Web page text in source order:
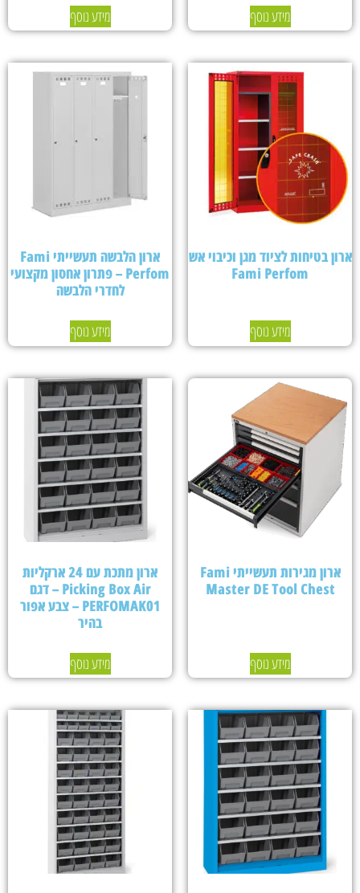
מידע נוסף מידע נוסף
ארון בטיחות לציוד מגן וכיבוי אש
Fami Perfom
מידע נוסף
ארון הלבשה תעשייתי Fami
Perfom – פתרון אחסון מקצועי
לחדרי הלבשה
מידע נוסף
ארון מגירות תעשייתי Fami
Master DE Tool Chest
מידע נוסף
ארון מתכת עם 24 ארקליות
Picking Box Air – דגם
PERFOMAK01 – צבע אפור
בהיר
מידע נוסף